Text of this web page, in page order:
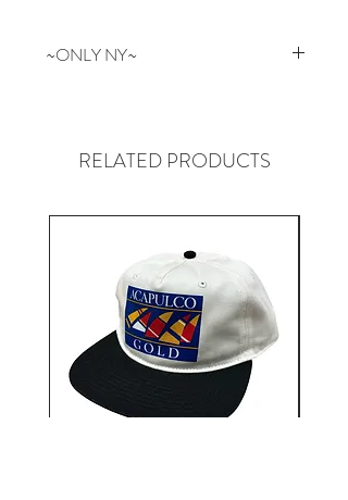
~ONLY NY~
革新的なデザインと97年頃の
NYC Graffitiカルチャー、コアな
チャーをルーツに持ち、地元Park
Ave近辺のHOODで起こる全ての
ものを表現しています。
RELATED PRODUCTS